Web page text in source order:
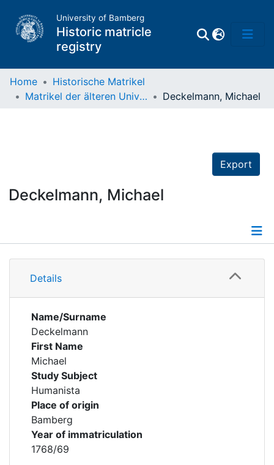
University of Bamberg
Historic matricle
registry
Home
Historische Matrikel
Matrikel der älteren Universität
Deckelmann, Michael
Export
Deckelmann, Michael
Details
Details
Name/Surname
Deckelmann
First Name
Michael
Study Subject
Humanista
Place of origin
Bamberg
Year of immatriculation
1768/69